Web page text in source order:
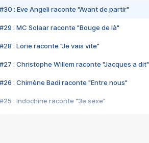
#30 : Eve Angeli raconte "Avant de partir"
#29 : MC Solaar raconte "Bouge de là"
#28 : Lorie raconte "Je vais vite"
#27 : Christophe Willem raconte "Jacques a dit"
#26 : Chimène Badi raconte "Entre nous"
#25 : Indochine raconte "3e sexe"